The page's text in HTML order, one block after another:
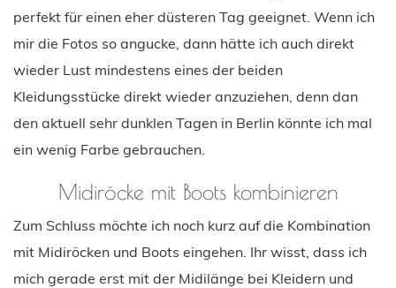
perfekt für einen eher düsteren Tag geeignet. Wenn ich
mir die Fotos so angucke, dann hätte ich auch direkt
wieder Lust mindestens eines der beiden
Kleidungsstücke direkt wieder anzuziehen, denn dan
den aktuell sehr dunklen Tagen in Berlin könnte ich mal
ein wenig Farbe gebrauchen.
Midiröcke mit Boots kombinieren
Zum Schluss möchte ich noch kurz auf die Kombination
mit Midiröcken und Boots eingehen. Ihr wisst, dass ich
mich gerade erst mit der Midilänge bei Kleidern und